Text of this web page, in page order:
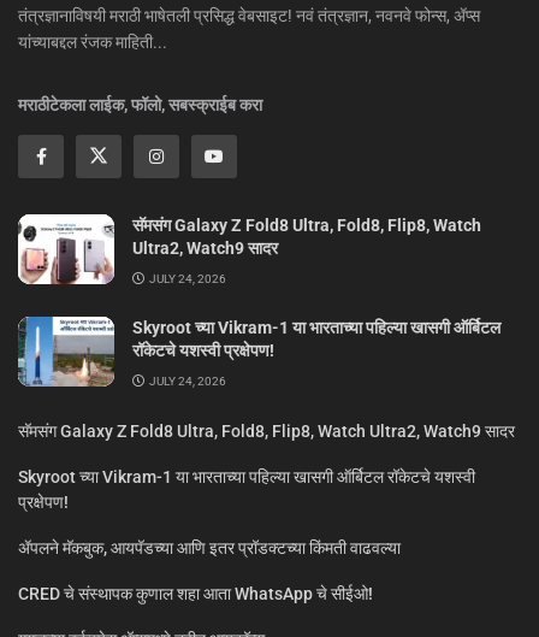
तंत्रज्ञानाविषयी मराठी भाषेतली प्रसिद्ध वेबसाइट! नवं तंत्रज्ञान, नवनवे फोन्स, ॲप्स
यांच्याबद्दल रंजक माहिती...
मराठीटेकला लाईक, फॉलो, सबस्क्राईब करा
सॅमसंग Galaxy Z Fold8 Ultra, Fold8, Flip8, Watch
Ultra2, Watch9 सादर
JULY 24, 2026
Skyroot च्या Vikram-1 या भारताच्या पहिल्या खासगी ऑर्बिटल
रॉकेटचे यशस्वी प्रक्षेपण!
JULY 24, 2026
सॅमसंग Galaxy Z Fold8 Ultra, Fold8, Flip8, Watch Ultra2, Watch9 सादर
Skyroot च्या Vikram-1 या भारताच्या पहिल्या खासगी ऑर्बिटल रॉकेटचे यशस्वी
प्रक्षेपण!
ॲपलने मॅकबुक, आयपॅडच्या आणि इतर प्रॉडक्टच्या किंमती वाढवल्या
CRED चे संस्थापक कुणाल शहा आता WhatsApp चे सीईओ!